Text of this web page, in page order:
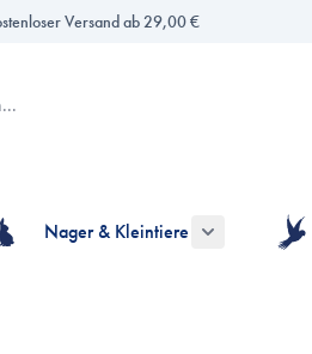
Versand ab 29,00 €
Hunde anzeigen
für die Kategorie Katzen anzeigen
Nager & Kleintiere
Untermenü